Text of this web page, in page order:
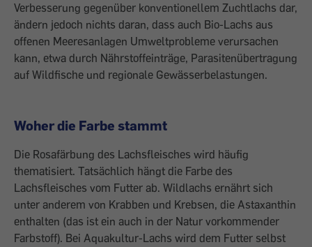
Verbesserung gegenüber konventionellem Zuchtlachs dar,
ändern jedoch nichts daran, dass auch Bio-Lachs aus
offenen Meeresanlagen Umweltprobleme verursachen
kann, etwa durch Nährstoffeinträge, Parasitenübertragung
auf Wildfische und regionale Gewässerbelastungen.
Woher die Farbe stammt
Die Rosafärbung des Lachsfleisches wird häufig
thematisiert. Tatsächlich hängt die Farbe des
Lachsfleisches vom Futter ab. Wildlachs ernährt sich
unter anderem von Krabben und Krebsen, die Astaxanthin
enthalten (das ist ein auch in der Natur vorkommender
Farbstoff). Bei Aquakultur-Lachs wird dem Futter selbst